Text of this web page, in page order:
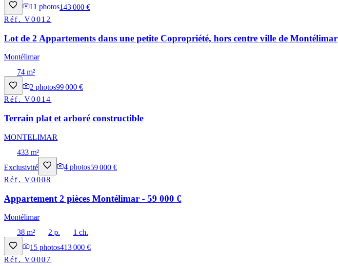
11 photos143 000 €
Réf.V0012
Lot de 2 Appartements dans une petite Copropriété, hors centre ville de Montélimar
Montélimar
74 m²
2 photos99 000 €
Réf.V0014
Terrain plat et arboré constructible
MONTELIMAR
433 m²
Exclusivité
4 photos59 000 €
Réf.V0008
Appartement 2 pièces Montélimar - 59 000 €
Montélimar
38 m²
2 p.
1 ch.
15 photos413 000 €
Réf.V0007